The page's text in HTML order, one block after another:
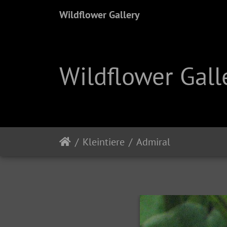
Wildflower Gallery
Wildflower
Kleintiere Admiral